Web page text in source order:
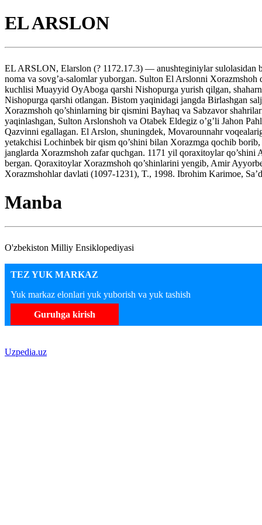
EL ARSLON
EL ARSLON, Elarslon (? 1172.17.3) — anushteginiylar sulolasidan
noma va sovg’a-salomlar yuborgan. Sulton El Arslonni
kuchlisi Muayyid OyAboga qarshi Nishopurga yurish qilgan,
Nishopurga qarshi otlangan. Bistom yaqinidagi jangda Birlashgan
Xorazmshoh qo’shinlarning bir qismini Bayhaq va Sabzavor
yaqinlashgan, Sulton Arslonshoh va Otabek Eldegiz o’g’li Jahon
Qazvinni egallagan. El Arslon, shuningdek, Movarounnahr
yetakchisi Lochinbek bir qism qo’shini bilan Xorazmga qochib
janglarda Xorazmshoh zafar quchgan. 1171 yil qoraxitoylar
bergan. Qoraxitoylar Xorazmshoh qo’shinlarini yengib, Amir
Xorazmshohlar davlati (1097-1231), T., 1998. Ibrohim Karimoe,
Manba
O'zbekiston Milliy Ensiklopediyasi
TEZ YUK MARKAZ
Yuk markaz elonlari yuk yuborish va yuk tashish
Guruhga kirish
Uzpedia.uz